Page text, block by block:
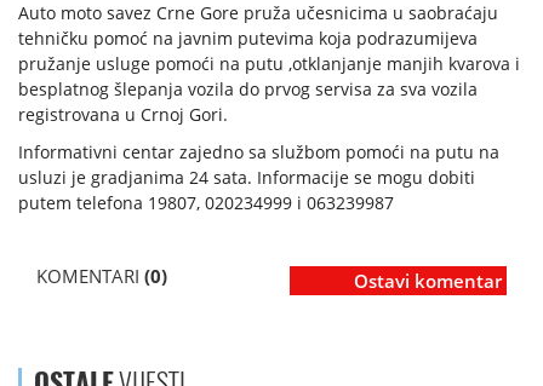
Auto moto savez Crne Gore pruža učesnicima u saobraćaju
tehničku pomoć na javnim putevima koja podrazumijeva
pružanje usluge pomoći na putu ,otklanjanje manjih kvarova i
besplatnog šlepanja vozila do prvog servisa za sva vozila
registrovana u Crnoj Gori.
Informativni centar zajedno sa službom pomoći na putu na
usluzi je gradjanima 24 sata. Informacije se mogu dobiti
putem telefona 19807, 020234999 i 063239987
KOMENTARI (0) Ostavi komentar